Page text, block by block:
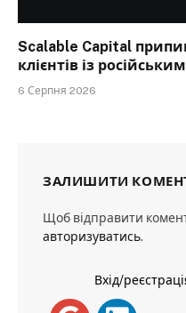
Scalable Capital
клієнтів із
6 Серпня 2026
ЗАЛИШИТИ
Щоб відправити
авторизуватись.
Вхід/